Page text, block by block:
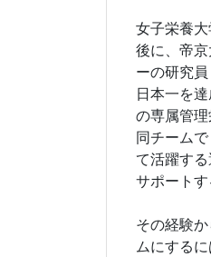
女子栄養
後に、帝
ーの研究
日本一を
の専属管理
同チーム
て活躍する
サポートす
その経験
ムにする